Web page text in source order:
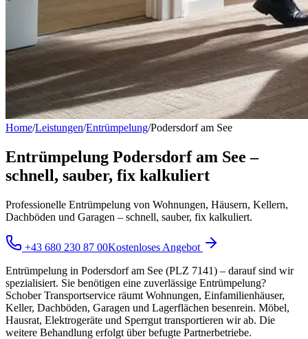
Home/Leistungen/Entrümpelung/Podersdorf am See
Entrümpelung Podersdorf am See –
schnell, sauber, fix kalkuliert
Professionelle Entrümpelung von Wohnungen, Häusern, Kellern,
Dachböden und Garagen – schnell, sauber, fix kalkuliert.
+43 680 230 87 00Kostenloses Angebot
Entrümpelung in Podersdorf am See (PLZ 7141) – darauf sind wir
spezialisiert. Sie benötigen eine zuverlässige Entrümpelung?
Schober Transportservice räumt Wohnungen, Einfamilienhäuser,
Keller, Dachböden, Garagen und Lagerflächen besenrein. Möbel,
Hausrat, Elektrogeräte und Sperrgut transportieren wir ab. Die
weitere Behandlung erfolgt über befugte Partnerbetriebe.